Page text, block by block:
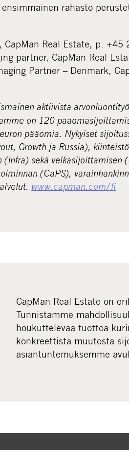
rahasto
CapMan Real Estate, p. +45
partner, CapMan Real
Partner – Denmark,
aktiivista
on 120
pääomia. Nykyiset
Growth ja Russia),
(Infra) sekä
(CaPS),
www.capman.com/fi
CapMan Real Estate on
Tunnistamme
houkuttelevaa tuottoa
konkreettista muutosta
asiantuntemuksemme